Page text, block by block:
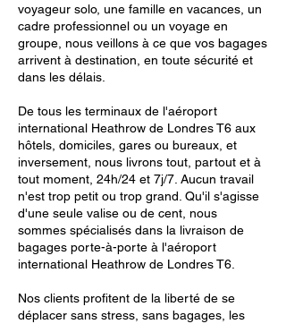
voyageur solo, une famille en vacances, un
cadre professionnel ou un voyage en
groupe, nous veillons à ce que vos bagages
arrivent à destination, en toute sécurité et
dans les délais.
De tous les terminaux de l'aéroport
international Heathrow de Londres T6 aux
hôtels, domiciles, gares ou bureaux, et
inversement, nous livrons tout, partout et à
tout moment, 24h/24 et 7j/7. Aucun travail
n'est trop petit ou trop grand. Qu'il s'agisse
d'une seule valise ou de cent, nous
sommes spécialisés dans la livraison de
bagages porte-à-porte à l'aéroport
international Heathrow de Londres T6.
Nos clients profitent de la liberté de se
déplacer sans stress, sans bagages, les